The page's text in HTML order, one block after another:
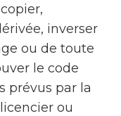
inverser
ou de toute
le code
prévus par la
ou